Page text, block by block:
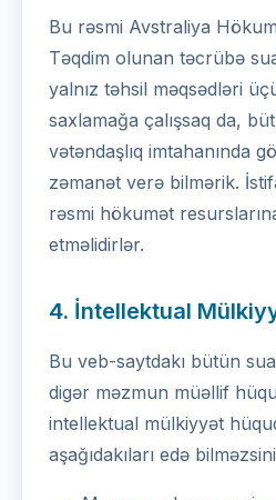
Bu rəsmi Avstraliya
Təqdim olunan təcrübə
yalnız təhsil məqsədləri
saxlamağa çalışsaq da,
vətəndaşlıq imtahanında
zəmanət verə bilmərik.
rəsmi hökumət
etməlidirlər.
4. İntellektual
Bu veb-saytdakı bütün
digər məzmun müəllif
intellektual mülkiyyət
aşağıdakıları edə